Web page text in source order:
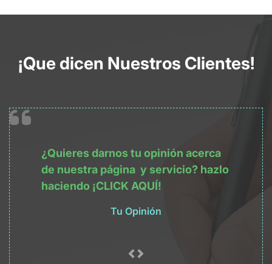
¡Que dicen Nuestros Clientes!
¿Quieres darnos tu opinión acerca
de nuestra página y servicio? hazlo
haciendo ¡CLICK AQUÍ!
Tu Opinión